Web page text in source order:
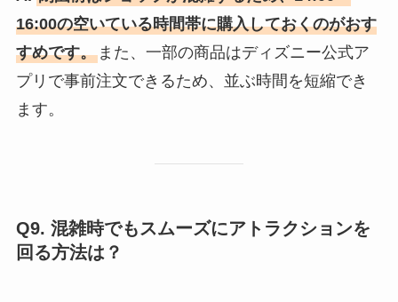
16:00の空いている時間帯に購入しておくのがおす
すめです。また、一部の商品はディズニー公式ア
プリで事前注文できるため、並ぶ時間を短縮でき
ます。
Q9. 混雑時でもスムーズにアトラクションを
回る方法は？